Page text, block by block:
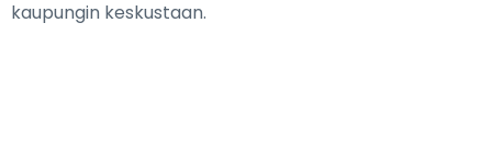
kaupungin keskustaan.